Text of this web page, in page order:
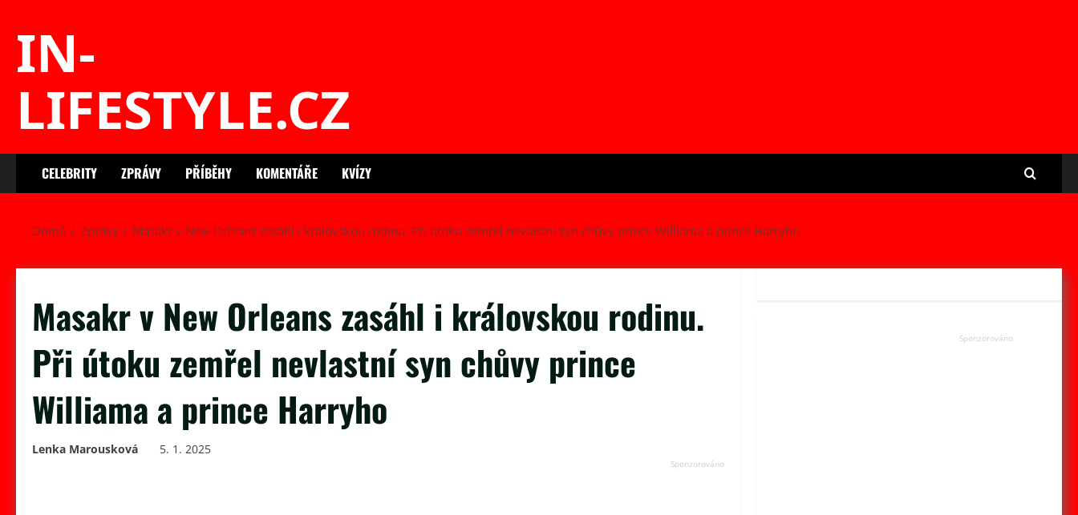
IN-
LIFESTYLE.CZ
CELEBRITY ZPRÁVY PŘÍBĚHY KOMENTÁŘE KVÍZY
Domů Zprávy Masakr v New Orleans zasáhl i královskou rodinu. Při útoku zemřel nevlastní syn chůvy prince Williama a prince Harryho
Masakr v New Orleans zasáhl i královskou rodinu.
Při útoku zemřel nevlastní syn chůvy prince
Williama a prince Harryho
Lenka Marousková 5. 1. 2025